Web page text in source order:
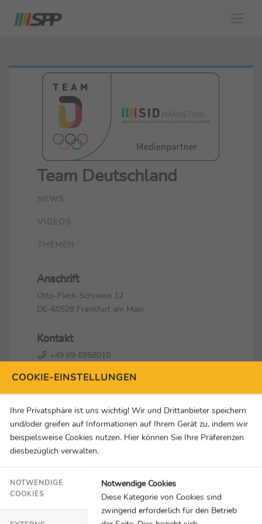
Team Deutschland
NEWS
VIDEOS
THEMEN
Anschrift
Otto-Fleck-Schneise 12
DE-60528 Frankfurt am Main
Kontakt
+49 69 6958010
Social Media & Links
An dieser Stelle würden Inhalte von
YouTube geladen.
COOKIE-EINSTELLUNGEN
Ihre Privatsphäre ist uns wichtig! Wir und Drittanbieter speichern
und/oder greifen auf Informationen auf Ihrem Gerät zu, indem wir
beispielsweise Cookies nutzen. Hier können Sie Ihre Präferenzen
diesbezüglich verwalten.
NOTWENDIGE
COOKIES
Notwendige Cookies
Diese Kategorie von Cookies sind
zwingend erforderlich für den Betrieb